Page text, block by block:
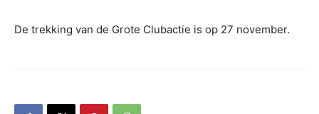
De trekking van de Grote Clubactie is op 27 november.